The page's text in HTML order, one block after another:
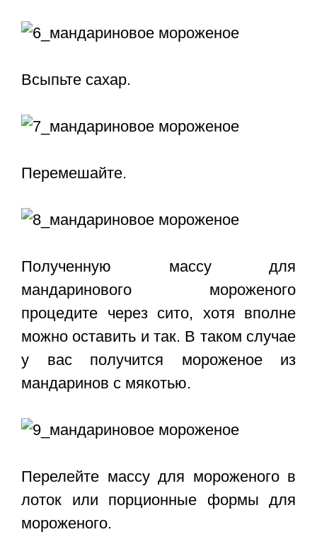
Всыпьте сахар.
Перемешайте.
Полученную массу для
мандаринового мороженого
процедите через сито, хотя вполне
можно оставить и так. В таком случае
у вас получится мороженое из
мандаринов с мякотью.
Перелейте массу для мороженого в
лоток или порционные формы для
мороженого.